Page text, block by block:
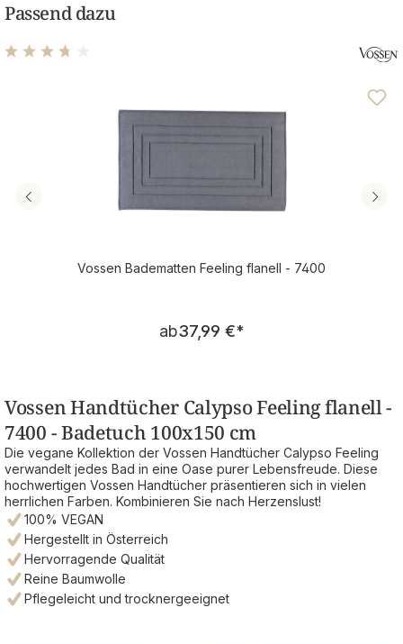
Passend dazu
Vossen Badematten Feeling flanell - 7400
Regulärer Preis:
ab37,99 €*
Vossen Handtücher Calypso Feeling flanell -
7400 - Badetuch 100x150 cm
Die vegane Kollektion der Vossen Handtücher Calypso Feeling
verwandelt jedes Bad in eine Oase purer Lebensfreude. Diese
hochwertigen Vossen Handtücher präsentieren sich in vielen
herrlichen Farben. Kombinieren Sie nach Herzenslust!
100% VEGAN
Hergestellt in Österreich
Hervorragende Qualität
Reine Baumwolle
Pflegeleicht und trocknergeeignet